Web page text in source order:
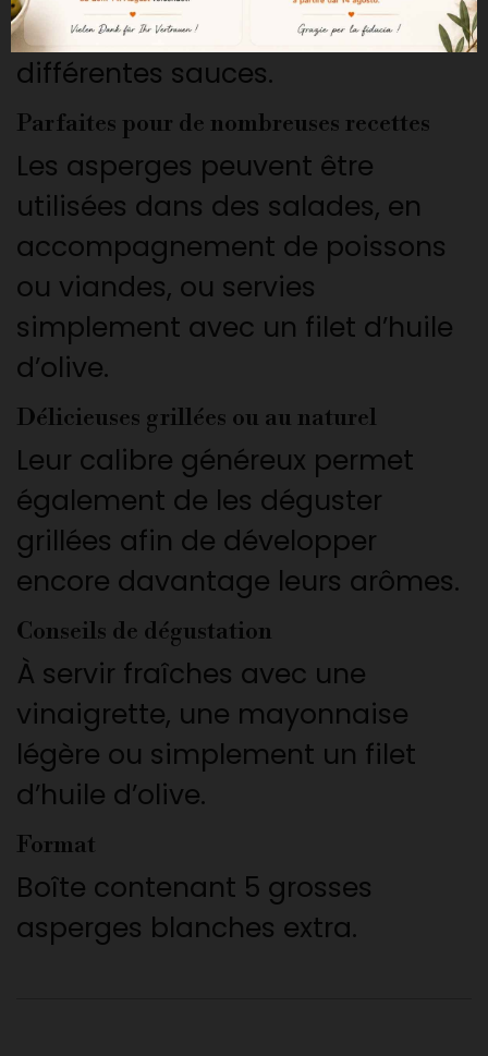
grillées ou accompagnées de
différentes sauces.
Parfaites pour de nombreuses recettes
Les asperges peuvent être
utilisées dans des salades, en
accompagnement de poissons
ou viandes, ou servies
simplement avec un filet d’huile
d’olive.
Délicieuses grillées ou au naturel
Leur calibre généreux permet
également de les déguster
grillées afin de développer
encore davantage leurs arômes.
Conseils de dégustation
À servir fraîches avec une
vinaigrette, une mayonnaise
légère ou simplement un filet
d’huile d’olive.
Format
Boîte contenant 5 grosses
asperges blanches extra.